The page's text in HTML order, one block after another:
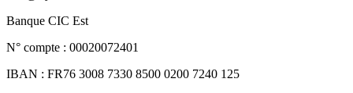
Banque CIC Est
N° compte : 00020072401
IBAN : FR76 3008 7330 8500 0200 7240 125